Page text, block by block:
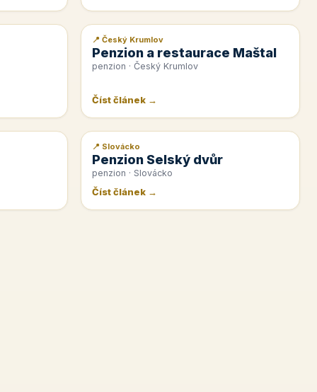
📰 PR článek
📍 Český Krumlov
Penzion a restaurace Maštal
penzion · Český Krumlov
Číst článek →
📰 PR článek
📍 Slovácko
Penzion Selský dvůr
penzion · Slovácko
Číst článek →